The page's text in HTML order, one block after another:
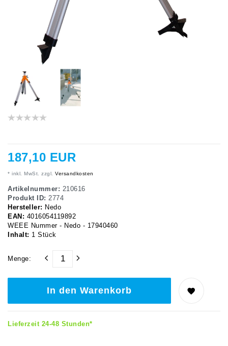
187,10 EUR
* inkl. MwSt. zzgl. Versandkosten
Artikelnummer: 210616
Produkt ID: 2774
Hersteller: Nedo
EAN: 4016054119892
WEEE Nummer - Nedo - 17940460
Inhalt: 1 Stück
Menge:
In den Warenkorb
Lieferzeit 24-48 Stunden*